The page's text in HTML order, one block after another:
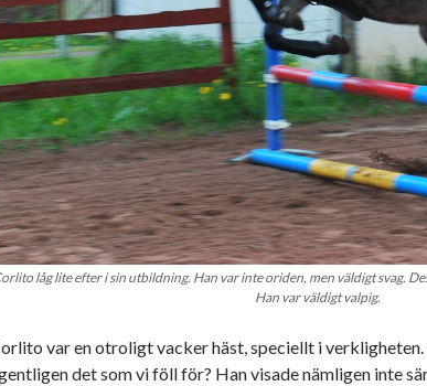
låg lite efter i sin utbildning. Han var inte oriden, men väldigt svag.
Han var väldigt valpig.
var en otroligt vacker häst, speciellt i
det som vi föll för? Han visade nämligen inte